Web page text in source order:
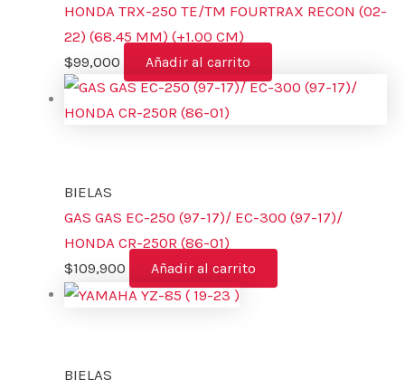
HONDA TRX-250 TE/TM FOURTRAX RECON (02-
22) (68.45 MM) (+1.00 CM)
$99,000 Añadir al carrito
BIELAS
GAS GAS EC-250 (97-17)/ EC-300 (97-17)/
HONDA CR-250R (86-01)
$109,900 Añadir al carrito
BIELAS